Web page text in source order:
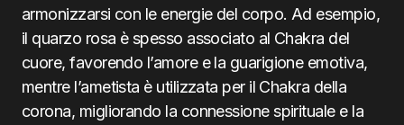
armonizzarsi con le energie del corpo. Ad esempio,
il quarzo rosa è spesso associato al Chakra del
cuore, favorendo l’amore e la guarigione emotiva,
mentre l’ametista è utilizzata per il Chakra della
corona, migliorando la connessione spirituale e la